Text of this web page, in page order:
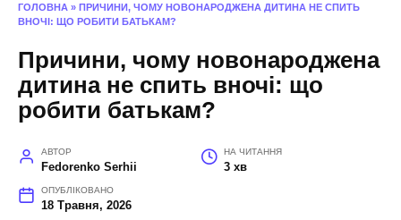
ГОЛОВНА » ПРИЧИНИ, ЧОМУ НОВОНАРОДЖЕНА ДИТИНА НЕ СПИТЬ
ВНОЧІ: ЩО РОБИТИ БАТЬКАМ?
Причини, чому новонароджена
дитина не спить вночі: що
робити батькам?
АВТОР
Fedorenko Serhii
НА ЧИТАННЯ
3 хв
ОПУБЛІКОВАНО
18 Травня, 2026